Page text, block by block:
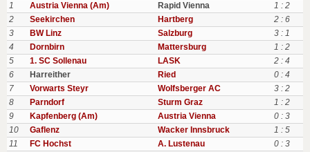
1
Austria Vienna (Am) Rapid Vienna
1 : 2
2
Seekirchen Hartberg
2 : 6
3
BW Linz Salzburg
3 : 1
4
Dornbirn Mattersburg
1 : 2
5
1. SC Sollenau LASK
2 : 4
6
Harreither Ried
0 : 4
7
Vorwarts Steyr Wolfsberger AC
3 : 2
8
Parndorf Sturm Graz
1 : 2
9
Kapfenberg (Am) Austria Vienna
0 : 3
10
Gaflenz Wacker Innsbruck
1 : 5
11
FC Hochst A. Lustenau
0 : 3